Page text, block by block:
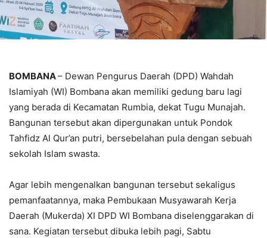
BOMBANA– Dewan Pengurus Daerah (DPD) Wahdah
Islamiyah (WI) Bombana akan memiliki gedung baru lagi
yang berada di Kecamatan Rumbia, dekat Tugu Munajah.
Bangunan tersebut akan dipergunakan untuk Pondok
Tahfidz Al Qur’an putri, bersebelahan pula dengan sebuah
sekolah Islam swasta.
Agar lebih mengenalkan bangunan tersebut sekaligus
pemanfaatannya, maka Pembukaan Musyawarah Kerja
Daerah (Mukerda) XI DPD WI Bombana diselenggarakan di
sana. Kegiatan tersebut dibuka lebih pagi, Sabtu